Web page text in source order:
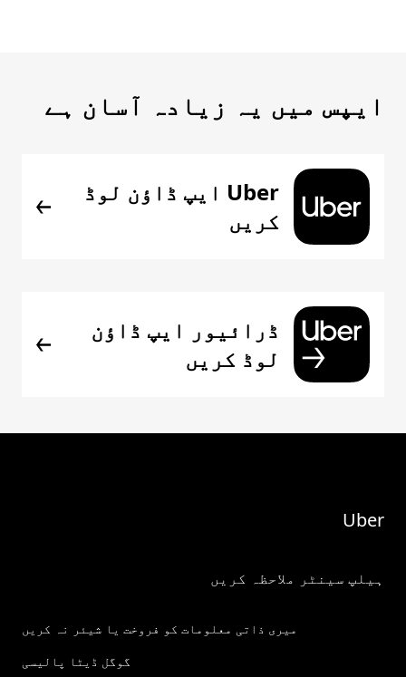
ایپس میں یہ زیادہ آسان ہے
Uber ایپ ڈاؤن لوڈ
کریں
ڈرائیور ایپ ڈاؤن
لوڈ کریں
Uber
ہیلپ سینٹر ملاحظہ کریں
میری ذاتی معلومات کو فروخت یا شیئر نہ کریں
گوگل ڈیٹا پالیسی